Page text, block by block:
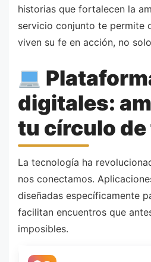
historias que fortalecen la
servicio conjunto te permite
viven su fe en acción, no
digitales:
tu círculo de
La tecnología ha
nos conectamos.
diseñadas específicamente
facilitan encuentros que
imposibles.